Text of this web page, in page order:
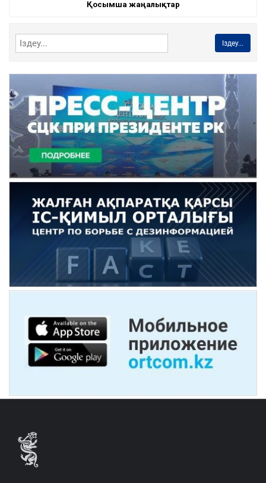
Қосымша жаңалықтар
Іздеу...